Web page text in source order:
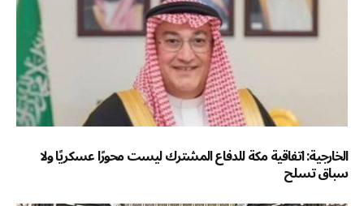
الخارجية: اتفاقية مكة للدفاع المشترك ليست محورًا عسكريًا ولا
سباق تسلح